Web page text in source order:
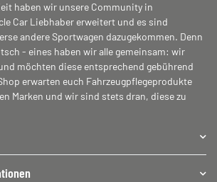
haben wir unsere Community in
Car Liebhaber erweitert und es sind
andere Sportwagen dazugekommen. Denn
- eines haben wir alle gemeinsam: wir
möchten diese entsprechend gebührend
erwarten euch Fahrzeugpflegeprodukte
Marken und wir sind stets dran, diese zu